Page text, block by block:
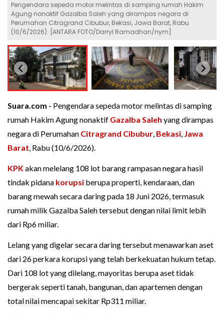
Pengendara sepeda motor melintas di samping rumah Hakim
Agung nonaktif Gazalba Saleh yang dirampas negara di
Perumahan Citragrand Cibubur, Bekasi, Jawa Barat, Rabu
(10/6/2026). [ANTARA FOTO/Darryl Ramadhan/nym]
Suara.com - Pengendara sepeda motor melintas di samping
rumah Hakim Agung nonaktif Gazalba Saleh yang dirampas
negara di Perumahan Citragrand Cibubur, Bekasi, Jawa
Barat, Rabu (10/6/2026).
KPKakan melelang 108 lot barang rampasan negara hasil
tindak pidana korupsi berupa properti, kendaraan, dan
barang mewah secara daring pada 18 Juni 2026, termasuk
rumah milik Gazalba Saleh tersebut dengan nilai limit lebih
dari Rp6 miliar.
Lelang yang digelar secara daring tersebut menawarkan aset
dari 26 perkara korupsi yang telah berkekuatan hukum tetap.
Dari 108 lot yang dilelang, mayoritas berupa aset tidak
bergerak seperti tanah, bangunan, dan apartemen dengan
total nilai mencapai sekitar Rp311 miliar.